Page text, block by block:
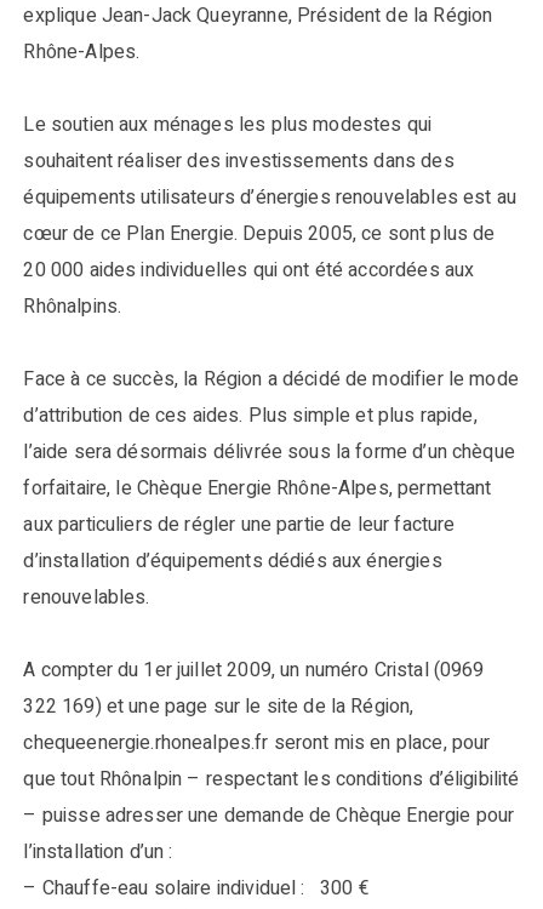
explique Jean-Jack Queyranne, Président de la Région
Rhône-Alpes.
Le soutien aux ménages les plus modestes qui
souhaitent réaliser des investissements dans des
équipements utilisateurs d’énergies renouvelables est au
cœur de ce Plan Energie. Depuis 2005, ce sont plus de
20 000 aides individuelles qui ont été accordées aux
Rhônalpins.
Face à ce succès, la Région a décidé de modifier le mode
d’attribution de ces aides. Plus simple et plus rapide,
l’aide sera désormais délivrée sous la forme d’un chèque
forfaitaire, le Chèque Energie Rhône-Alpes, permettant
aux particuliers de régler une partie de leur facture
d’installation d’équipements dédiés aux énergies
renouvelables.
A compter du 1er juillet 2009, un numéro Cristal (0969
322 169) et une page sur le site de la Région,
chequeenergie.rhonealpes.fr seront mis en place, pour
que tout Rhônalpin – respectant les conditions d’éligibilité
– puisse adresser une demande de Chèque Energie pour
l’installation d’un :
– Chauffe-eau solaire individuel : 300 €